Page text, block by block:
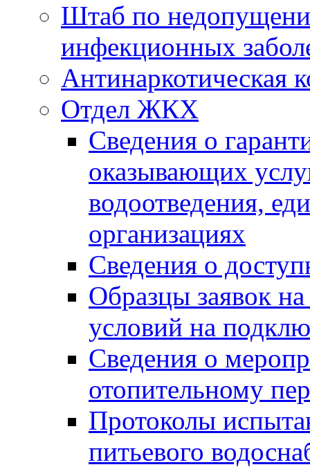
Штаб по
инфекционных
Антинаркотическая
Отдел ЖКХ
Сведения о
оказывающих
водоотведения,
организациях
Сведения о
Образцы заявок
условий на
Сведения о
отопительному
Протоколы
питьевого